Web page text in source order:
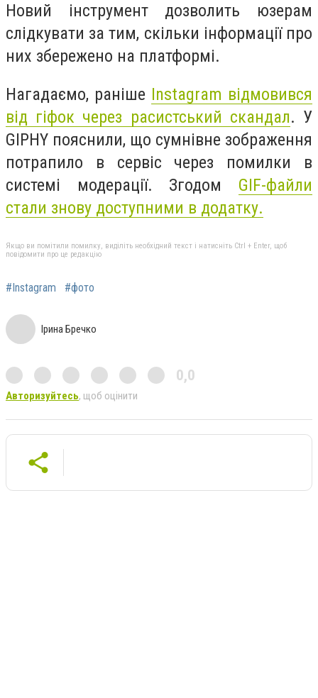
Новий інструмент дозволить юзерам
слідкувати за тим, скільки інформації про
них збережено на платформі.
Нагадаємо, раніше Instagram відмовився
від гіфок через расистський скандал. У
GIPHY пояснили, що cумнівне зображення
потрапило в сервіс через помилки в
системі модерації. Згодом GIF-файли
стали знову доступними в додатку.
Якщо ви помітили помилку, виділіть необхідний текст і натисніть Ctrl + Enter, щоб
повідомити про це редакцію
#Instagram #фото
Ірина Бречко
0,0
Авторизуйтесь, щоб оцінити